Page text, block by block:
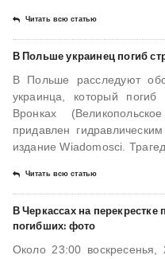
Читать всю статью
В Польше украинец погиб
В Польше расследуют
украинца, который
Вронках
придавлен
издание Wiadomosci.
Читать всю статью
В Черкассах на
погибших: фото
Около 23:00